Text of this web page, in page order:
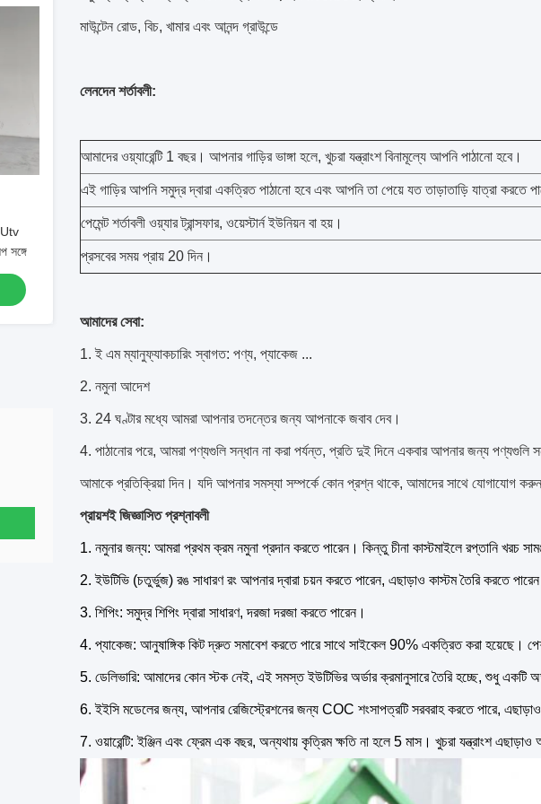
Utv
সঙ্গে
মাউন্টেন রোড, বিচ, খামার এবং আনন্দ গ্রাউন্ডে
লেনদেন শর্তাবলী:
আমাদের ওয়্যারেন্টি 1 বছর। আপনার গাড়ির ভাঙ্গা হলে, খুচরা যন্ত্রাংশ বিনামূল্যে আপনি পাঠানো হবে।
এই গাড়ির আপনি সমুদ্র দ্বারা একত্রিত পাঠানো হবে এবং আপনি তা পেয়ে যত তাড়াতাড়ি যাত্রা করতে
পেমেন্ট শর্তাবলী ওয়্যার ট্রান্সফার, ওয়েস্টার্ন ইউনিয়ন বা হয়।
প্রসবের সময় প্রায় 20 দিন।
আমাদের সেবা:
1. ই এম ম্যানুফ্যাকচারিং স্বাগত: পণ্য, প্যাকেজ ...
2. নমুনা আদেশ
3. 24 ঘণ্টার মধ্যে আমরা আপনার তদন্তের জন্য আপনাকে জবাব দেব।
4. পাঠানোর পরে, আমরা পণ্যগুলি সন্ধান না করা পর্যন্ত, প্রতি দুই দিনে একবার আপনার জন্য পণ্যগুলি
আমাকে প্রতিক্রিয়া দিন। যদি আপনার সমস্যা সম্পর্কে কোন প্রশ্ন থাকে, আমাদের সাথে যোগাযোগ
প্রায়শই জিজ্ঞাসিত প্রশ্নাবলী
1. নমুনার জন্য: আমরা প্রথম ক্রম নমুনা প্রদান করতে পারেন। কিন্তু চীনা কাস্টমাইলে রপ্তানি খরচ
2. ইউটিভি (চতুর্ভুজ) রঙ সাধারণ রং আপনার দ্বারা চয়ন করতে পারেন, এছাড়াও কাস্টম তৈরি করতে পারেন
3. শিপিং: সমুদ্র শিপিং দ্বারা সাধারণ, দরজা দরজা করতে পারেন।
4. প্যাকেজ: আনুষাঙ্গিক কিট দ্রুত সমাবেশ করতে পারে সাথে সাইকেল 90% একত্রিত করা হয়েছে।
5. ডেলিভারি: আমাদের কোন স্টক নেই, এই সমস্ত ইউটিভির অর্ডার ক্রমানুসারে তৈরি হচ্ছে, শুধু একটি
6. ইইসি মডেলের জন্য, আপনার রেজিস্ট্রেশনের জন্য COC শংসাপত্রটি সরবরাহ করতে পারে,
7. ওয়ারেন্টি: ইঞ্জিন এবং ফ্রেম এক বছর, অন্যথায় কৃত্রিম ক্ষতি না হলে 5 মাস। খুচরা যন্ত্রাংশ